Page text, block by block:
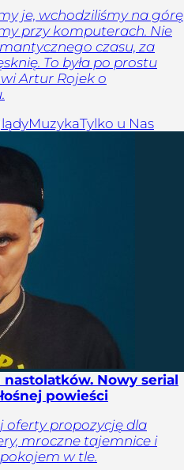
je, wchodziliśmy na górę
przy komputerach. Nie
czasu, za
To była po prostu
Artur Rojek o
MuzykaTylko u Nas
Nowy serial
powieści
oferty propozycję dla
mroczne tajemnice i
w tle.